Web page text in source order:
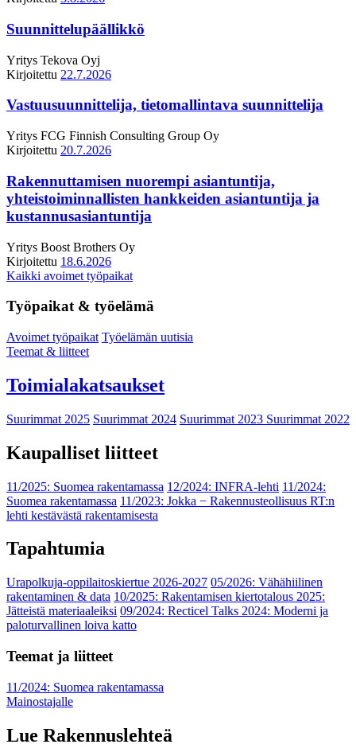
Suunnittelupäällikkö
Yritys Tekova Oyj
Kirjoitettu 22.7.2026
Vastuusuunnittelija, tietomallintava suunnittelija
Yritys FCG Finnish Consulting Group Oy
Kirjoitettu 20.7.2026
Rakennuttamisen nuorempi asiantuntija,
yhteistoiminnallisten hankkeiden asiantuntija ja
kustannusasiantuntija
Yritys Boost Brothers Oy
Kirjoitettu 18.6.2026
Kaikki avoimet työpaikat
Työpaikat & työelämä
Avoimet työpaikat Työelämän uutisia
Teemat & liitteet
Toimialakatsaukset
Suurimmat 2025 Suurimmat 2024 Suurimmat 2023 Suurimmat 2022
Kaupalliset liitteet
11/2025: Suomea rakentamassa 12/2024: INFRA-lehti 11/2024:
Suomea rakentamassa 11/2023: Jokka − Rakennusteollisuus RT:n
lehti kestävästä rakentamisesta
Tapahtumia
Urapolkuja-oppilaitoskiertue 2026-2027 05/2026: Vähähiilinen
rakentaminen & data 10/2025: Rakentamisen kiertotalous 2025:
Jätteistä materiaaleiksi 09/2024: Recticel Talks 2024: Moderni ja
paloturvallinen loiva katto
Teemat ja liitteet
11/2024: Suomea rakentamassa
Mainostajalle
Lue Rakennuslehteä